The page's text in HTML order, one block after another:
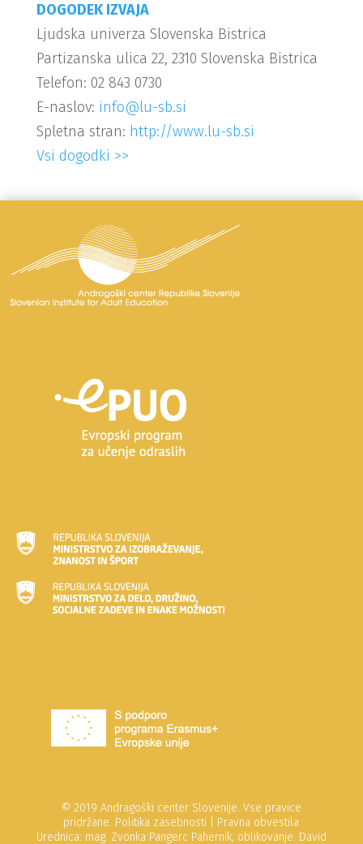
DOGODEK IZVAJA
Ljudska univerza Slovenska Bistrica
Partizanska ulica 22, 2310 Slovenska Bistrica
Telefon: 02 843 0730
E-naslov: info@lu-sb.si
Spletna stran: http://www.lu-sb.si
Vsi dogodki >>
© 2019 Andragoški center Slovenije. Vse pravice
pridržane. Politika zasebnosti
Pravna obvestila
Urednica: mag. Zvonka Pangerc Pahernik, oblikovanje: David